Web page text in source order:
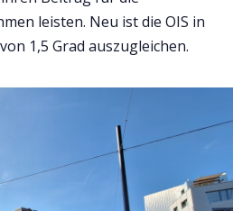
leisten. Neu ist die OIS in
1,5 Grad auszugleichen.